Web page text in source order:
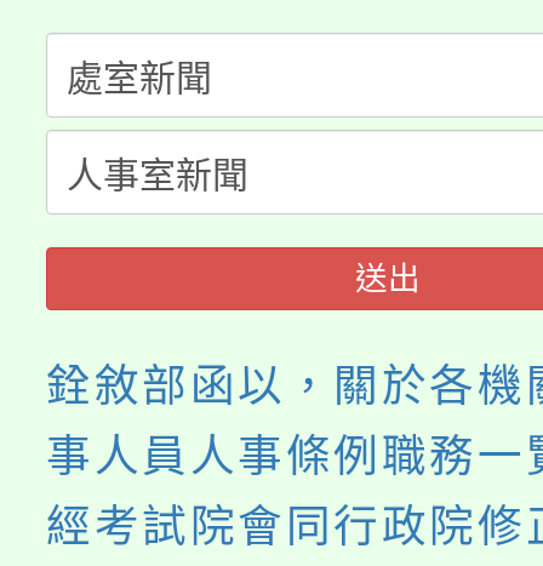
代理(課)教師甄選結果(
公告本校115學年度第
代理(課)教師甄選結果(
轉知中國文化大學推廣
《TA101》溝通分析基
程，歡迎學生輔導中心
心理、諮商輔導、社會
系所師生報名參加。
送出
銓敘部函以，關於各機
事人員人事條例職務一
經考試院會同行政院修